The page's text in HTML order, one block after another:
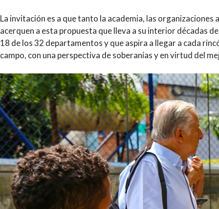
La invitación es a que tanto la academia, las
acerquen a esta propuesta que lleva a su interior décadas
18 de los 32 departamentos y que aspira a llegar a cada
campo, con una perspectiva de soberanías y en virtud del